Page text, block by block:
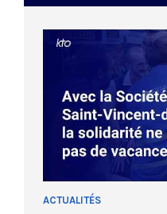
ACTUALITÉS